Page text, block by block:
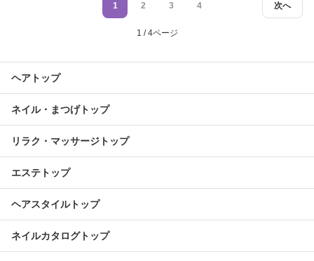
次へ
1 2 3 4
1 / 4ページ
ヘアトップ
ネイル・まつげトップ
リラク・マッサージトップ
エステトップ
ヘアスタイルトップ
ネイルカタログトップ